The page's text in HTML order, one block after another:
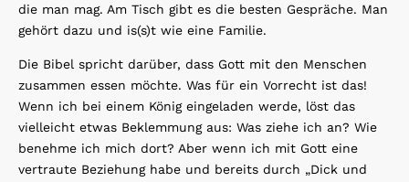
die man mag. Am Tisch gibt es die besten Gespräche. Man
gehört dazu und is(s)t wie eine Familie.
Die Bibel spricht darüber, dass Gott mit den Menschen
zusammen essen möchte. Was für ein Vorrecht ist das!
Wenn ich bei einem König eingeladen werde, löst das
vielleicht etwas Beklemmung aus: Was ziehe ich an? Wie
benehme ich mich dort? Aber wenn ich mit Gott eine
vertraute Beziehung habe und bereits durch „Dick und